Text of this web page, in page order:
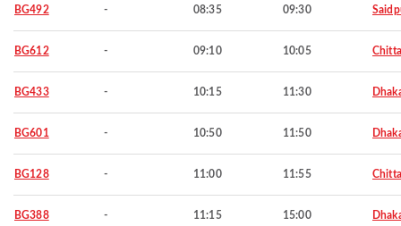
BG492 - 08:35 09:30
BG612 - 09:10 10:05
BG433 - 10:15 11:30
BG601 - 10:50 11:50
BG128 - 11:00 11:55
BG388 - 11:15 15:00